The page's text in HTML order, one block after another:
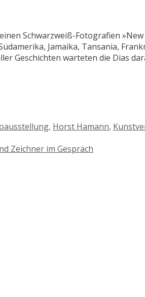
Schwarzweiß-Fotografien
Jamaika, Tansania,
Geschichten warteten die Dias
, Horst Hamann,
Zeichner im Gespräch